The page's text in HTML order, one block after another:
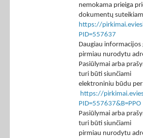
nemokama prieiga
dokumentų
https://
PID=557637
Daugiau informacijos
pirmiau nurodytu
Pasiūlymai arba
turi būti siunčiami
elektroniniu būdu
https://
PID=557637&B=PPO
Pasiūlymai arba
turi būti siunčiami
pirmiau nurodytu